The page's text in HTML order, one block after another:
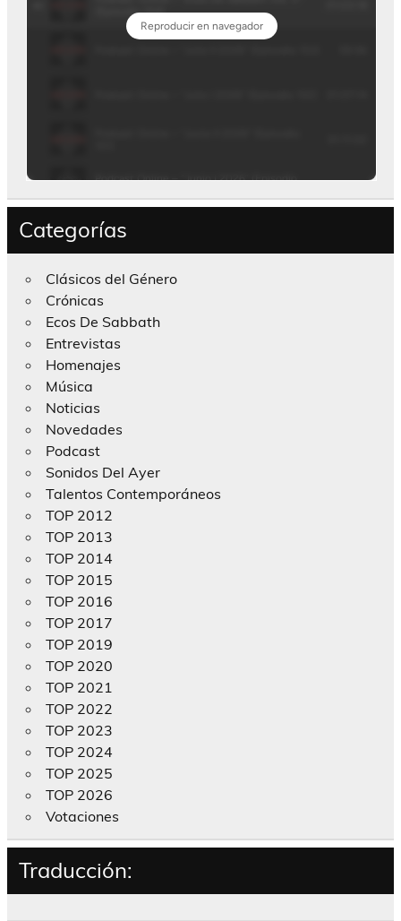
Categorías
Clásicos del Género
Crónicas
Ecos De Sabbath
Entrevistas
Homenajes
Música
Noticias
Novedades
Podcast
Sonidos Del Ayer
Talentos Contemporáneos
TOP 2012
TOP 2013
TOP 2014
TOP 2015
TOP 2016
TOP 2017
TOP 2019
TOP 2020
TOP 2021
TOP 2022
TOP 2023
TOP 2024
TOP 2025
TOP 2026
Votaciones
Traducción: